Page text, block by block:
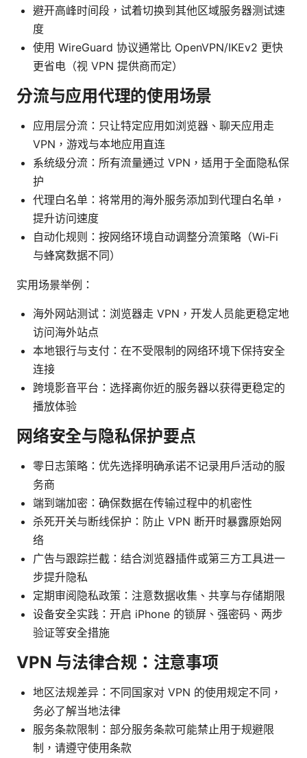
避开高峰时间段，试着切换到其他区域服务器测试速
度
使用 WireGuard 协议通常比 OpenVPN/IKEv2 更快
更省电（视 VPN 提供商而定）
分流与应用代理的使用场景
应用层分流：只让特定应用如浏览器、聊天应用走
VPN，游戏与本地应用直连
系统级分流：所有流量通过 VPN，适用于全面隐私保
护
代理白名单：将常用的海外服务添加到代理白名单，
提升访问速度
自动化规则：按网络环境自动调整分流策略（Wi‑Fi
与蜂窝数据不同）
实用场景举例：
海外网站测试：浏览器走 VPN，开发人员能更稳定地
访问海外站点
本地银行与支付：在不受限制的网络环境下保持安全
连接
跨境影音平台：选择离你近的服务器以获得更稳定的
播放体验
网络安全与隐私保护要点
零日志策略：优先选择明确承诺不记录用户活动的服
务商
端到端加密：确保数据在传输过程中的机密性
杀死开关与断线保护：防止 VPN 断开时暴露原始网
络
广告与跟踪拦截：结合浏览器插件或第三方工具进一
步提升隐私
定期审阅隐私政策：注意数据收集、共享与存储期限
设备安全实践：开启 iPhone 的锁屏、强密码、两步
验证等安全措施
VPN 与法律合规：注意事项
地区法规差异：不同国家对 VPN 的使用规定不同，
务必了解当地法律
服务条款限制：部分服务条款可能禁止用于规避限
制，请遵守使用条款